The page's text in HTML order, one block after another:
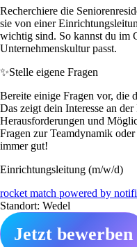
Recherchiere die
sie von einer
wichtig sind. So kannst du im
Unternehmenskultur passt.
✨Stelle eigene Fragen
Bereite einige Fragen vor, die
Das zeigt dein Interesse an
Herausforderungen und
Fragen zur Teamdynamik
immer gut!
Einrichtungsleitung (m/w/d)
rocket match powered by
Standort: Wedel
Jetzt bewerben